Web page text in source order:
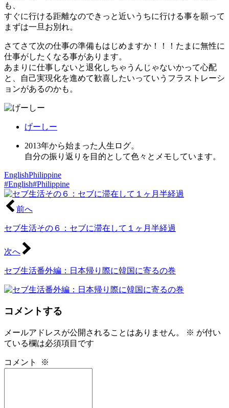
も、
すぐに行ける距離なのできっと近いうちに行ける事を願って
まずは一旦お別れ。
さてさて次の仕事の準備もはじめますか！！！たまに無性に
仕事がしたくなる事があります。
あまりに仕事しないと退化しちゃうんじゃないかって心配
と、自己実現化を進めて歓喜したいっていうフラストレーシ
ョンがあるのかも。
げーしー
2013年から始まった人生ログ。
自分の振り返りを目的として色々とメモしています。
EnglishPhilippine
#English#Philippine
前へ
セブ生活その６：セブに滞在して１ヶ月半経過
次へ
セブ生活番外編：日本帰り際に韓国に寄るの巻
コメントする
メールアドレスが公開されることはありません。 ※ が付い
ている欄は必須項目です
コメント ※